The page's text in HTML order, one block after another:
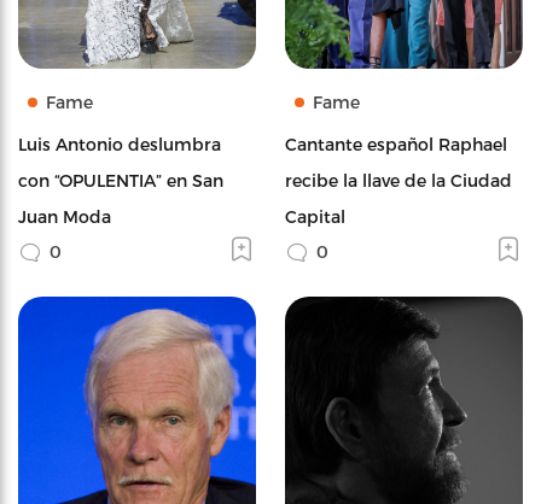
Fame
Luis Antonio deslumbra
con “OPULENTIA” en San
Juan Moda
0
Fame
Cantante español Raphael
recibe la llave de la Ciudad
Capital
0